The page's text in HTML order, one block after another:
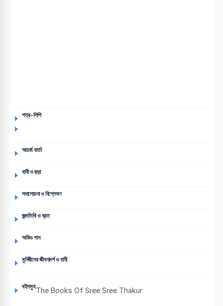
পত্র-লিপি
আচার্য বার্তা
বানী ও ছড়া
সদালোচনা ও বিশ্লেষণ
জন্মতিথি ও ব্রত
অডিও গান
মুনিষীদের জীবনাদর্শ ও বানী
বইসমুহThe Books Of Sree Sree Thakur